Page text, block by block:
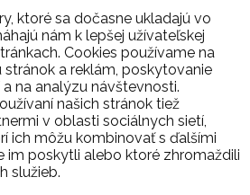
ktoré sa dočasne ukladajú vo
nám k lepšej užívateľskej
Cookies používame na
a reklám, poskytovanie
na analýzu návštevnosti.
našich stránok tiež
v oblasti sociálnych sietí,
ich môžu kombinovať s ďalšími
im poskytli alebo ktoré zhromaždili
služieb.